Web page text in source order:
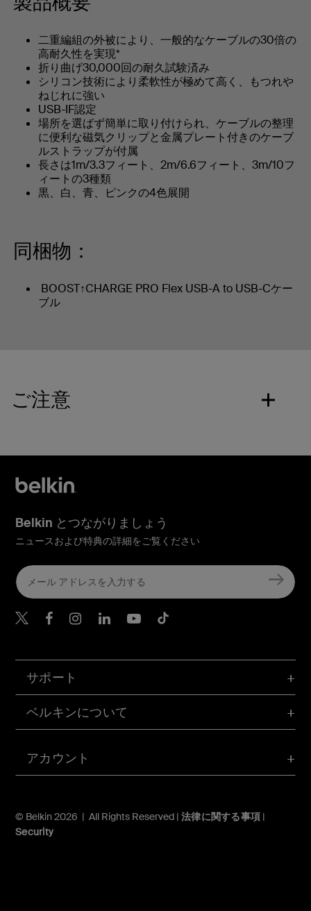
二重編組の外被により、一般的なケーブルの30倍の
高耐久性を実現*
折り曲げ30,000回の耐久試験済み
シリコン技術により柔軟性が極めて高く、もつれや
ねじれに強い
USB-IF認定
場所を選ばず簡単に取り付けられ、ケーブルの整理
に便利な磁気クリップと金属プレート付きのケーブ
ルストラップが付属
長さは1m/3.3フィート、2m/6.6フィート、3m/10フ
ィートの3種類
黒、白、青、ピンクの4色展開
同梱物：
BOOST↑CHARGE PRO Flex USB-A to USB-Cケー
ブル
ご注意
アカウント
サポート
ベルキンについて
© Belkin 2026 | All Rights Reserved | 法律に関する事項 |
Security
Belkin とつながりましょう
ニュースおよび特典の詳細をご覧ください
Belkin Twitter
Belkin Facebook
Belkin Instagram
Belkin LinkedIn
Belkin Youtube
Belkin TikTok